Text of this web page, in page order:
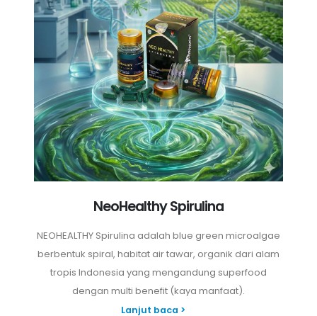
NeoHealthy Spirulina
NEOHEALTHY Spirulina adalah blue green microalgae
berbentuk spiral, habitat air tawar, organik dari alam
tropis Indonesia yang mengandung superfood
dengan multi benefit (kaya manfaat).